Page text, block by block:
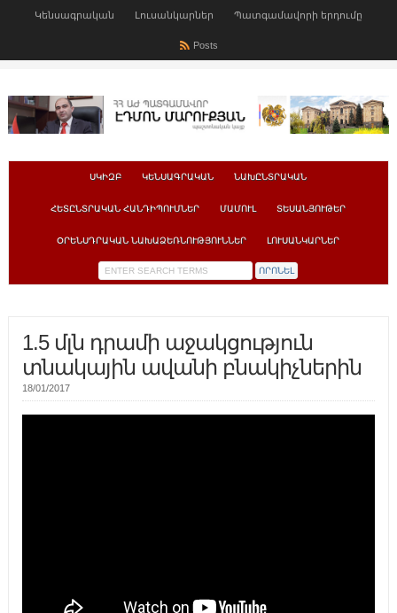
Կենսագրական Լուսանկարներ Պատգամավորի երդումը
Posts
ՍԿԻԶԲ ԿԵՆՍԱԳՐԱԿԱՆ ՆԱԽԸՆՏՐԱԿԱՆ
ՀԵՏԸՆՏՐԱԿԱՆ ՀԱՆԴԻՊՈՒՄՆԵՐ ՄԱՄՈՒԼ ՏԵՍԱՆՅՈՒԹԵՐ
ՕՐԵՆՍԴՐԱԿԱՆ ՆԱԽԱՁԵՌՆՈՒԹՅՈՒՆՆԵՐ ԼՈՒՍԱՆԿԱՐՆԵՐ
1.5 մլն դրամի աջակցություն
տնակային ավանի բնակիչներին
18/01/2017